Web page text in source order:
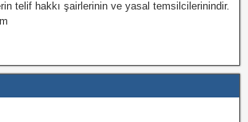
telif hakkı şairlerinin ve yasal temsilcilerinindir.